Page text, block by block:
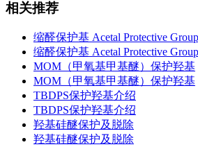
相关推荐
缩醛保护基 Acetal Protective Group
缩醛保护基 Acetal Protective Group
MOM（甲氧基甲基醚）保护羟基
MOM（甲氧基甲基醚）保护羟基
TBDPS保护羟基介绍
TBDPS保护羟基介绍
羟基硅醚保护及脱除
羟基硅醚保护及脱除